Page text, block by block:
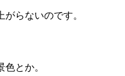
らないのです。
とか。